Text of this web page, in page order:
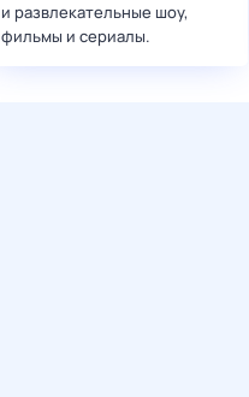
и развлекательные шоу,
фильмы и сериалы.